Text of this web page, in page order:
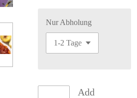
Nur Abholung
Add